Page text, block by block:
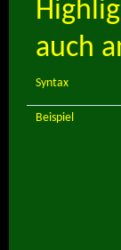
auch
Syntax
Beispiel